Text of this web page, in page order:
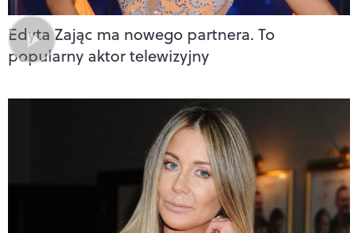
Edyta Zając ma nowego partnera. To
popularny aktor telewizyjny